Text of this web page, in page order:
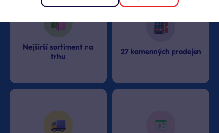
Nejširší sortiment na
trhu
27 kamenných prodejen